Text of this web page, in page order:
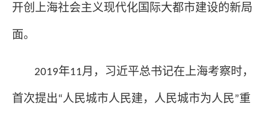
开创上海社会主义现代化国际大都市建设的新局
面。
2019年11月，习近平总书记在上海考察时，
首次提出“人民城市人民建，人民城市为人民”重